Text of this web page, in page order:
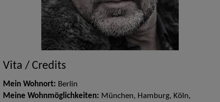
Vita / Credits
Mein Wohnort: Berlin
Meine Wohnmöglichkeiten: München, Hamburg, Köln,